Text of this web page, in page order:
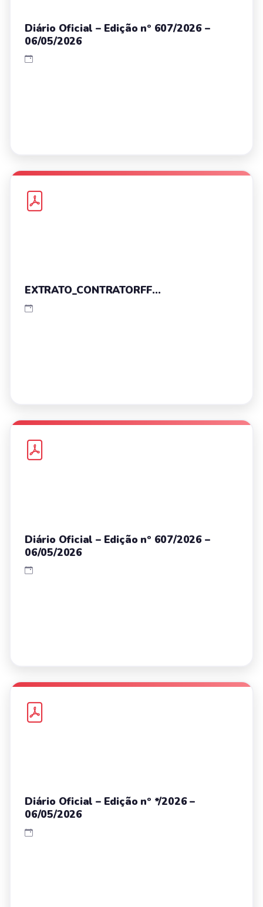
Diário Oficial – Edição nº 607/2026 –
06/05/2026
EXTRATO_CONTRATORFF...
Diário Oficial – Edição nº 607/2026 –
06/05/2026
Diário Oficial – Edição nº */2026 –
06/05/2026